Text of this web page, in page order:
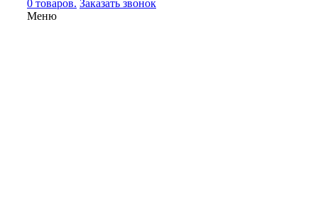
0 товаров. Заказать звонок
Меню